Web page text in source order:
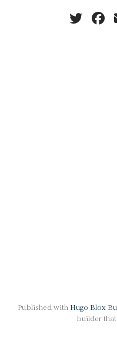
Published with Hugo Blox
builder